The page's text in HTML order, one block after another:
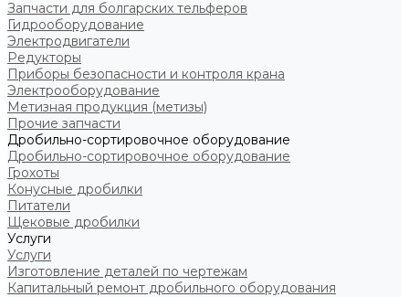
Запчасти для болгарских тельферов
Гидрооборудование
Электродвигатели
Редукторы
Приборы безопасности и контроля крана
Электрооборудование
Метизная продукция (метизы)
Прочие запчасти
Дробильно-сортировочное оборудование
Дробильно-сортировочное оборудование
Грохоты
Конусные дробилки
Питатели
Щековые дробилки
Услуги
Услуги
Изготовление деталей по чертежам
Капитальный ремонт дробильного оборудования